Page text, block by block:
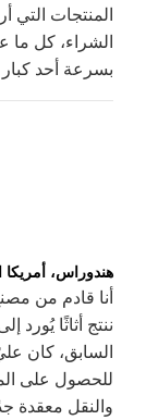
المنتجات التي
الشراء، كل ما
بسرعة أحد كبار
هندوراس، أمريكا
أنا قادم من
ننتج أثاثًا يُورد
السابق، كان
للحصول على